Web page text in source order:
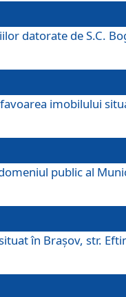
datorate de S.C.
imobilului
public al
în Braşov, str.